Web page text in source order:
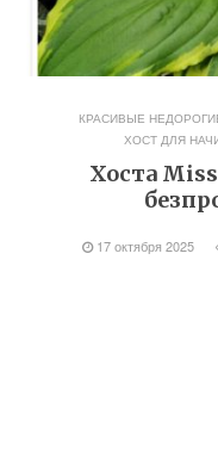
КРАСИВЫЕ
ХОСТ ДЛЯ
Хоста
17 октября 2025